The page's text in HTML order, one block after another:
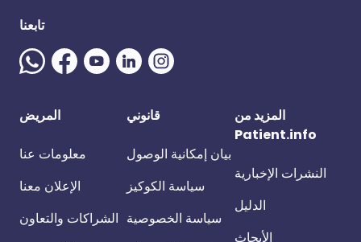
تابعنا
المريض
معلومات عنا
الإعلان معنا
الشراكات والتعاون
قانوني
بيان إمكانية الوصول
سياسة الكوكيز
سياسة الخصوصية
المزيد من
Patient.info
النشرات الإخبارية
الدليل
الأبحاث